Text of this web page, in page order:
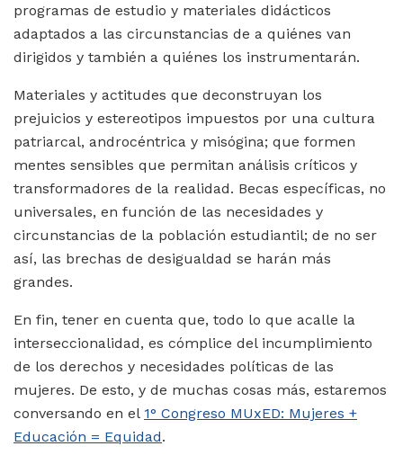
programas de estudio y materiales didácticos
adaptados a las circunstancias de a quiénes van
dirigidos y también a quiénes los instrumentarán.
Materiales y actitudes que deconstruyan los
prejuicios y estereotipos impuestos por una cultura
patriarcal, androcéntrica y misógina; que formen
mentes sensibles que permitan análisis críticos y
transformadores de la realidad. Becas específicas, no
universales, en función de las necesidades y
circunstancias de la población estudiantil; de no ser
así, las brechas de desigualdad se harán más
grandes.
En fin, tener en cuenta que, todo lo que acalle la
interseccionalidad, es cómplice del incumplimiento
de los derechos y necesidades políticas de las
mujeres. De esto, y de muchas cosas más, estaremos
conversando en el 1° Congreso MUxED: Mujeres +
Educación = Equidad.